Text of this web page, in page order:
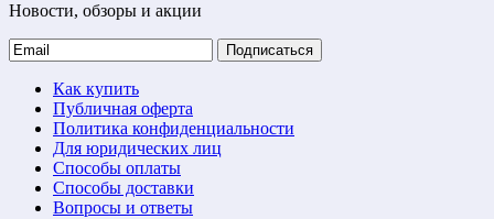
Новости, обзоры и акции
Подписаться
Как купить
Публичная оферта
Политика конфиденциальности
Для юридических лиц
Способы оплаты
Способы доставки
Вопросы и ответы